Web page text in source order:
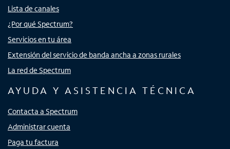
Lista de canales
¿Por qué Spectrum?
Servicios en tu área
Extensión del servicio de banda ancha a zonas rurales
La red de Spectrum
AYUDA Y ASISTENCIA TÉCNICA
Contacta a Spectrum
Administrar cuenta
Paga tu factura